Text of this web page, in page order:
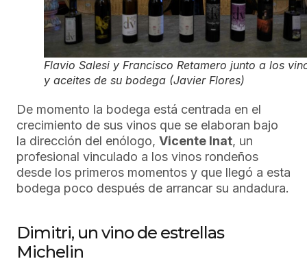
Flavio Salesi y Francisco Retamero junto a los
y aceites de su bodega (Javier Flores)
De momento la bodega está centrada en el
crecimiento de sus vinos que se elaboran bajo
la dirección del enólogo, Vicente Inat, un
profesional vinculado a los vinos rondeños
desde los primeros momentos y que llegó a esta
bodega poco después de arrancar su andadura.
Dimitri, un vino de estrellas
Michelin